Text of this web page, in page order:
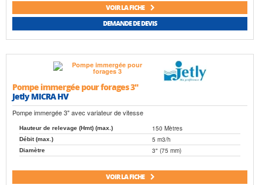
VOIR LA FICHE
DEMANDE DE DEVIS
Pompe immergée pour forages 3"
Jetly MICRA HV
Pompe immergée 3" avec variateur de vitesse
Hauteur de relevage (Hmt) (max.) 150 Mètres
Débit (max.) 5 m3/h
Diamètre 3" (75 mm)
VOIR LA FICHE